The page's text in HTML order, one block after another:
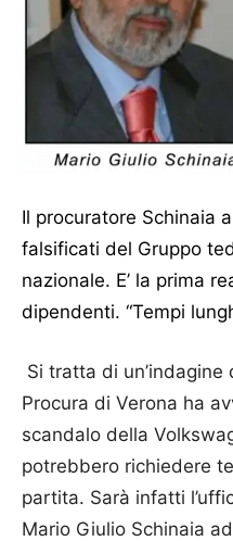
Il procuratore Schinaia
falsificati del Gruppo
nazionale. E’ la prima
dipendenti. “Tempi
Si tratta di
Procura di Verona ha
scandalo della
potrebbero richiedere
partita. Sarà infatti
Mario Giulio Schinaia